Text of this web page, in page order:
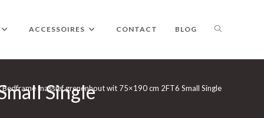
ACCESSOIRES CONTACT BLOG TOGGLE
WEBSITE
Single
Bedframe massief grenenhout wit 75×190 cm 2FT6 Small Single